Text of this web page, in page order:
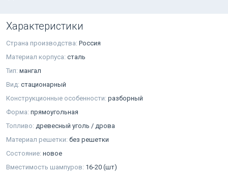
Характеристики
Страна производства: Россия
Материал корпуса: сталь
Тип: мангал
Вид: стационарный
Конструкционные особенности: разборный
Форма: прямоугольная
Топливо: древесный уголь / дрова
Материал решетки: без решетки
Состояние: новое
Вместимость шампуров: 16-20 (шт)